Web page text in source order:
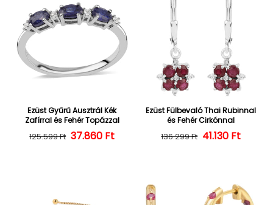
Ezüst Gyűrű Ausztrál Kék
Zafírral és Fehér Topázzal
Normál ár
125.599 Ft Kedvezményes ár
37.860 Ft
Ezüst Fülbevaló Thai Rubinnal
és Fehér Cirkónnal
Normál ár
136.299 Ft 41.130 Ft